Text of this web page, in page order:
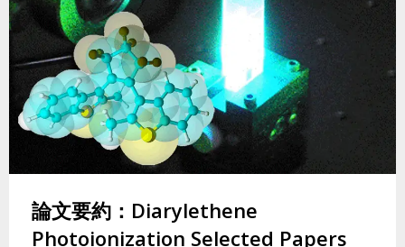
論文要約：Diarylethene
Photoionization Selected Papers